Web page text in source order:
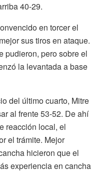
40-29.
en torcer el
sus tiros en ataque.
pudieron, pero sobre el
la levantada a base
del último cuarto, Mitre
al frente 53-52. De ahí
reacción local, el
el trámite. Mejor
hicieron que el
experiencia en cancha